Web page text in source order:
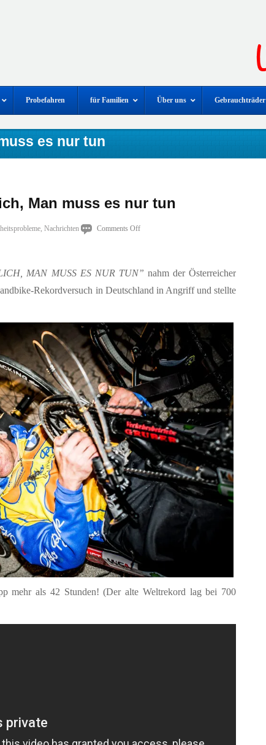
Probefahren für Familien Über uns Gebrauchträder
es nur tun
Man muss es nur tun
, Nachrichten Comments Offon
es
nur
tun
MAN MUSS ES NUR TUN” nahm der Österreicher
Rekordversuch in Deutschland in Angriff und stellte
mehr als 42 Stunden! (Der alte Weltrekord lag bei 700